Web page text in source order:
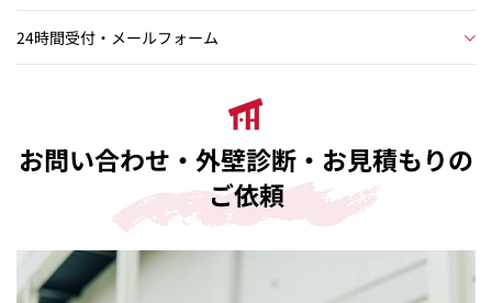
24時間受付・メールフォーム
お問い合わせ・外壁診断・お見積もりの
ご依頼